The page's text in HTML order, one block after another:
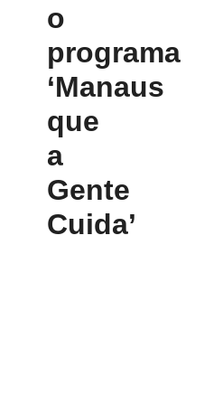
o
programa
‘Manaus
que
a
Gente
Cuida’